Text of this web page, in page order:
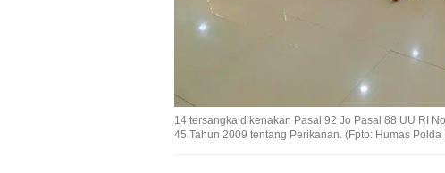
14 tersangka dikenakan Pasal 92 Jo Pasal 88 UU RI
45 Tahun 2009 tentang Perikanan. (Fpto: Humas Polda